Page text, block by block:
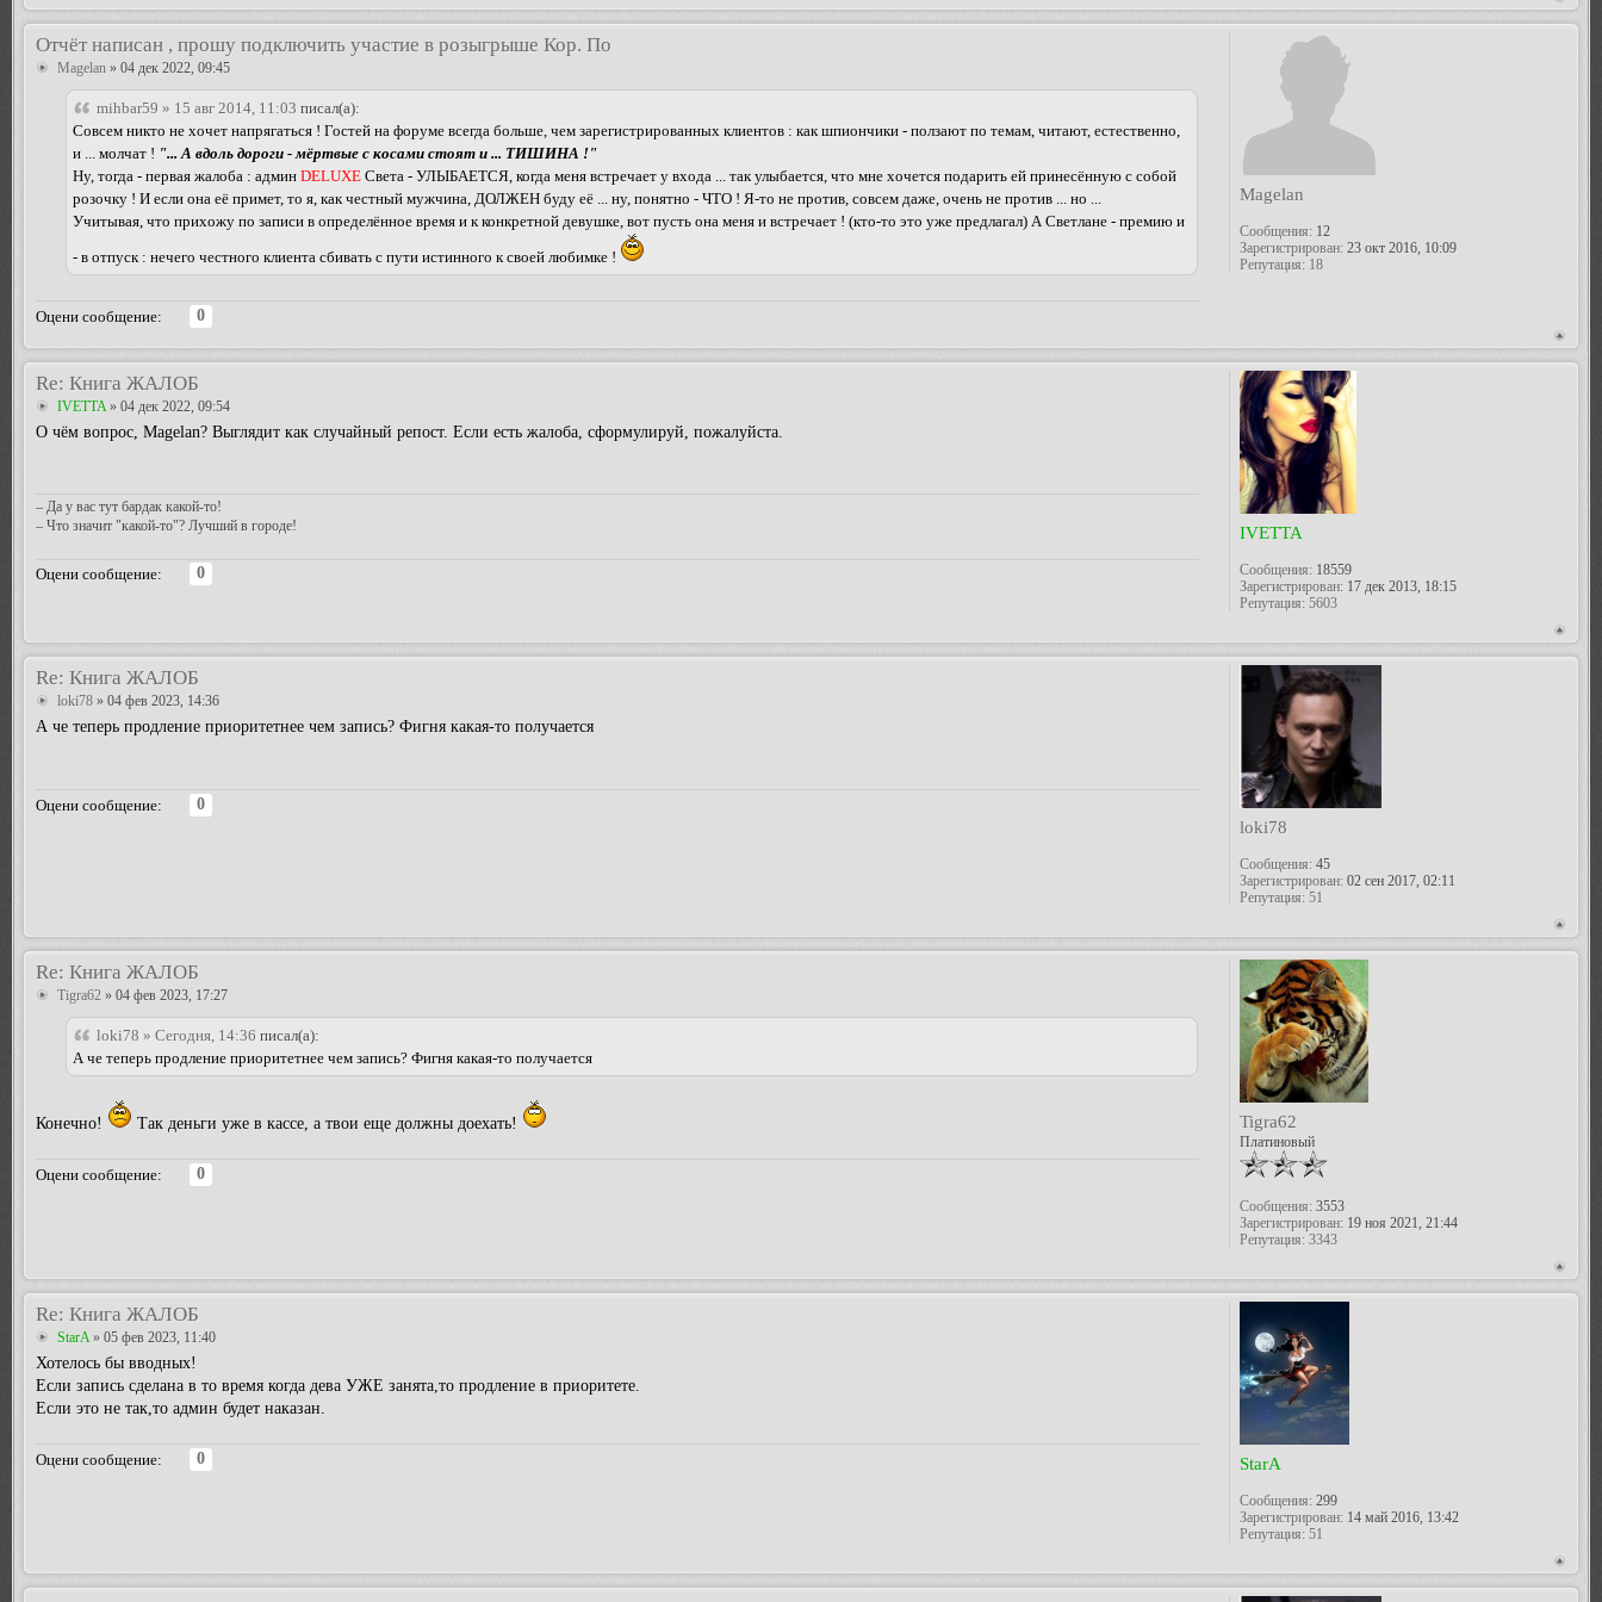
Отчёт написан , прошу подключить участие в розыгрыше Кор. По
Magelan » 04 дек 2022, 09:45
mihbar59 » 15 авг 2014, 11:03 писал(а):
Совсем никто не хочет напрягаться ! Гостей на форуме всегда больше, чем зарегистрированных клиентов : как шпиончики - ползают по темам, читают, естественно,
и ... молчат ! "... А вдоль дороги - мёртвые с косами стоят и ... ТИШИНА !"
Ну, тогда - первая жалоба : админ DELUXE Света - УЛЫБАЕТСЯ, когда меня встречает у входа ... так улыбается, что мне хочется подарить ей принесённую с собой
розочку ! И если она её примет, то я, как честный мужчина, ДОЛЖЕН буду её ... ну, понятно - ЧТО ! Я-то не против, совсем даже, очень не против ... но ...
Учитывая, что прихожу по записи в определённое время и к конкретной девушке, вот пусть она меня и встречает ! (кто-то это уже предлагал) А Светлане - премию и
- в отпуск : нечего честного клиента сбивать с пути истинного к своей любимке !
Оцени сообщение: 0
Magelan
Сообщения:12
Зарегистрирован:23 окт 2016, 10:09
Репутация: 18
Re: Книга ЖАЛОБ
IVETTA » 04 дек 2022, 09:54
О чём вопрос, Magelan? Выглядит как случайный репост. Если есть жалоба, сформулируй, пожалуйста.
– Да у вас тут бардак какой-то!
– Что значит "какой-то"? Лучший в городе!
Оцени сообщение: 0
IVETTA
Сообщения:18559
Зарегистрирован:17 дек 2013, 18:15
Репутация: 5603
Re: Книга ЖАЛОБ
loki78 » 04 фев 2023, 14:36
А че теперь продление приоритетнее чем запись? Фигня какая-то получается
Оцени сообщение: 0
loki78
Сообщения:45
Зарегистрирован:02 сен 2017, 02:11
Репутация: 51
Re: Книга ЖАЛОБ
Tigra62 » 04 фев 2023, 17:27
loki78 » Сегодня, 14:36 писал(а):
А че теперь продление приоритетнее чем запись? Фигня какая-то получается
Конечно! Так деньги уже в кассе, а твои еще должны доехать!
Оцени сообщение: 0
Tigra62
Платиновый
Сообщения:3553
Зарегистрирован:19 ноя 2021, 21:44
Репутация: 3343
Re: Книга ЖАЛОБ
StarA » 05 фев 2023, 11:40
Хотелось бы вводных!
Если запись сделана в то время когда дева УЖЕ занята,то продление в приоритете.
Если это не так,то админ будет наказан.
Оцени сообщение: 0 StarA
Сообщения:299
Зарегистрирован:14 май 2016, 13:42
Репутация: 51